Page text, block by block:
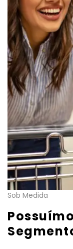
Sob Medida